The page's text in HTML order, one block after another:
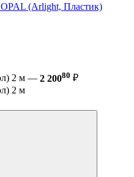
(Arlight, Пластик)
2 м — 2 20080 ₽
2 м